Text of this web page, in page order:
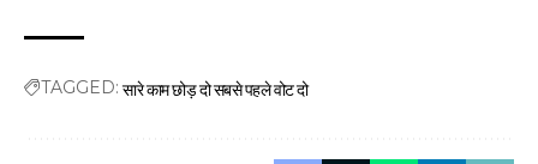
TAGGED: सारे काम छोड़ दो सबसे पहले वोट दो